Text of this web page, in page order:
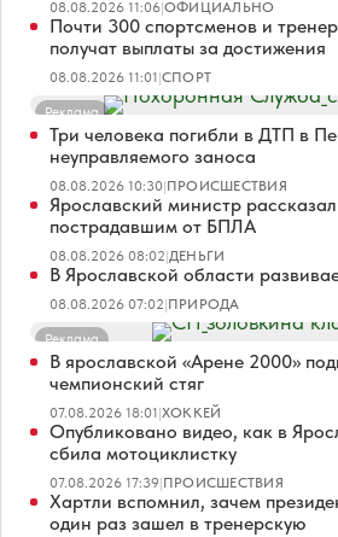
08.08.2026 11:06|ОФИЦИАЛЬНО
Почти 300 спортсменов и
получат выплаты за достижения
08.08.2026 11:01|СПОРТ
Реклама
Три человека погибли в ДТП в
неуправляемого заноса
08.08.2026 10:30|ПРОИСШЕСТВИЯ
Ярославский министр
пострадавшим от БПЛА
08.08.2026 08:02|ДЕНЬГИ
В Ярославской области
08.08.2026 07:02|ПРИРОДА
Реклама
В ярославской «Арене 2000»
чемпионский стяг
07.08.2026 18:01|ХОККЕЙ
Опубликовано видео, как в
сбила мотоциклистку
07.08.2026 17:39|ПРОИСШЕСТВИЯ
Хартли вспомнил, зачем
один раз зашел в тренерскую